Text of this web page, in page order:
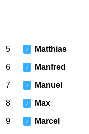
5 ♂ Matthias
6 ♂ Manfred
7 ♂ Manuel
8 ♂ Max
9 ♂ Marcel